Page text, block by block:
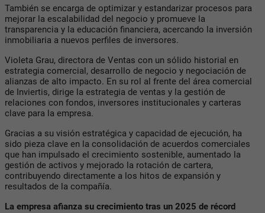
También se encarga de optimizar y estandarizar procesos para
mejorar la escalabilidad del negocio y promueve la
transparencia y la educación financiera, acercando la inversión
inmobiliaria a nuevos perfiles de inversores.
Violeta Grau, directora de Ventas con un sólido historial en
estrategia comercial, desarrollo de negocio y negociación de
alianzas de alto impacto. En su rol al frente del área comercial
de Inviertis, dirige la estrategia de ventas y la gestión de
relaciones con fondos, inversores institucionales y carteras
clave para la empresa.
Gracias a su visión estratégica y capacidad de ejecución, ha
sido pieza clave en la consolidación de acuerdos comerciales
que han impulsado el crecimiento sostenible, aumentado la
gestión de activos y mejorado la rotación de cartera,
contribuyendo directamente a los hitos de expansión y
resultados de la compañía.
La empresa afianza su crecimiento tras un 2025 de récord